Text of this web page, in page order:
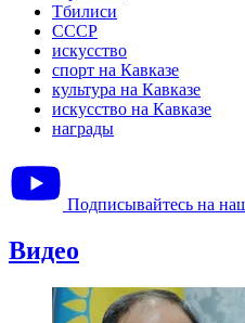
Тбилиси
СССР
искусство
спорт на Кавказе
культура на Кавказе
искусство на Кавказе
награды
Подписывайтесь на
Видео